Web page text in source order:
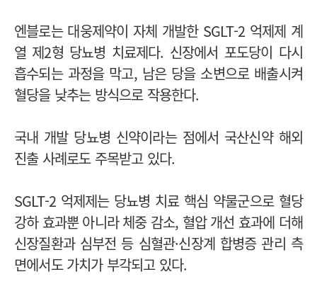
엔블로는 대웅제약이 자체 개발한 SGLT-2 억제제 계
열 제2형 당뇨병 치료제다. 신장에서 포도당이 다시
흡수되는 과정을 막고, 남은 당을 소변으로 배출시켜
혈당을 낮추는 방식으로 작용한다.
국내 개발 당뇨병 신약이라는 점에서 국산신약 해외
진출 사례로도 주목받고 있다.
SGLT-2 억제제는 당뇨병 치료 핵심 약물군으로 혈당
강하 효과뿐 아니라 체중 감소, 혈압 개선 효과에 더해
신장질환과 심부전 등 심혈관·신장계 합병증 관리 측
면에서도 가치가 부각되고 있다.